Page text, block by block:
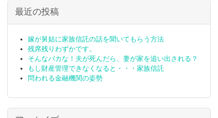
最近の投稿
嫁が舅姑に家族信託の話を聞いてもらう方法
残席残りわずかです。
そんなバカな！夫が死んだら、妻が家を追い出される？
もし財産管理できなくなると・・・家族信託
問われる金融機関の姿勢